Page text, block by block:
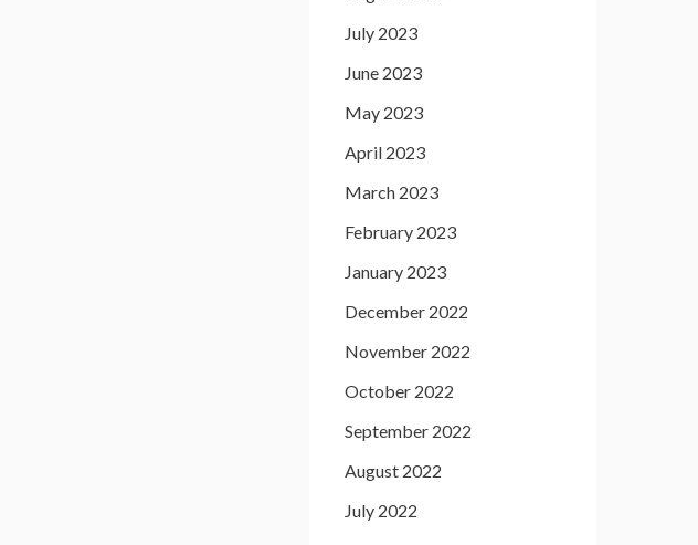
July 2023
June 2023
May 2023
April 2023
March 2023
February 2023
January 2023
December 2022
November 2022
October 2022
September 2022
August 2022
July 2022